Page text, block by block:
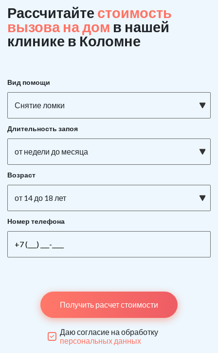
Рассчитайте стоимость
вызова на дом в нашей
клинике в Коломне
Вид помощи
Снятие ломки
Длительность запоя
от недели до месяца
Возраст
от 14 до 18 лет
Номер телефона
Получить расчет стоимости
Даю согласие на обработку
персональных данных